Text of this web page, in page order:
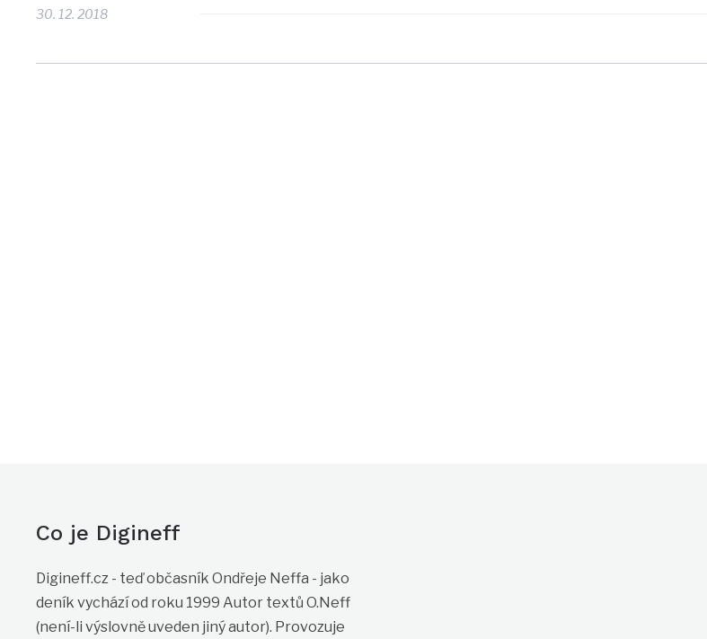
30. 12. 2018
Co je Digineff
Digineff.cz - teď občasník Ondřeje Neffa - jako
deník vychází od roku 1999 Autor textů O.Neff
(není-li výslovně uveden jiný autor). Provozuje